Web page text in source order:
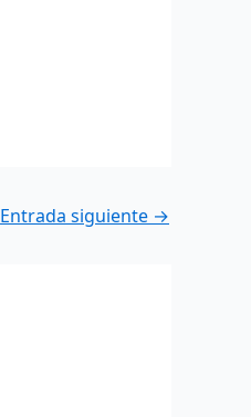
Entrada siguiente →